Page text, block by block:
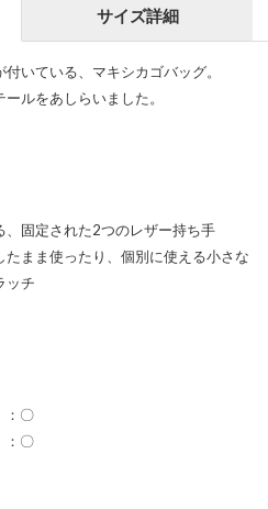
サイズ詳細
いている、マキシカゴバッグ。
ルをあしらいました。
、固定された2つのレザー持ち手
たまま使ったり、個別に使える小さな
ッチ
：〇
：〇